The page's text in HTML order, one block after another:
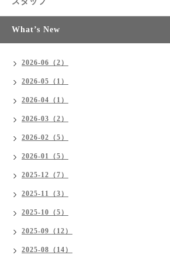
What’s New
2026-06（2）
2026-05（1）
2026-04（1）
2026-03（2）
2026-02（5）
2026-01（5）
2025-12（7）
2025-11（3）
2025-10（5）
2025-09（12）
2025-08（14）